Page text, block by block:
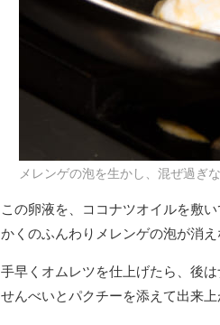
メレンゲの泡を生かし、混ぜ過ぎ
この卵液を、ココナツオイルを敷
かくのふんわりメレンゲの泡が消
手早くオムレツを仕上げたら、後
せんべいとパクチーを添えて出来上